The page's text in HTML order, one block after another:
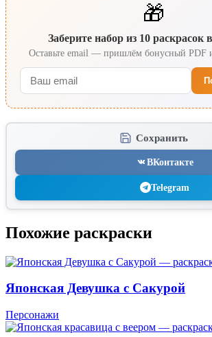
🎁
Заберите набор из 10 раскрасок
Оставьте email — пришлём бонусный PDF
Сохранить
ВКонтакте
Telegram
Похожие раскраски
Японская Девушка с Сакурой
Персонажи